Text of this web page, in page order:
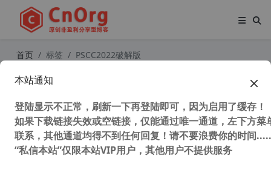
首页 标签 PSCC2022破解版
新安装的PS2024卡到崩溃？几步快速
以上版本
本站通知
登陆显示不正常，刷新一下再登陆即可，因为启用了缓存！
如果下载链接失效或空链接，仅能通过唯一通道，左下方菜
联系，其他通道均得不到任何回复！请不要浪费你的时间
“私信本站”仅限本站VIP用户，其他用户不提供服务